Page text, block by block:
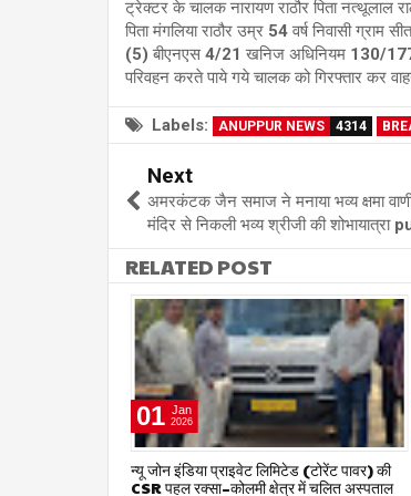
ट्रेक्टर के चालक नारायण राठौर पिता नत्थूलाल
पिता मंगलिया राठौर उम्र 54 वर्ष निवासी
(5) बीएनएस 4/21 खनिज अधिनियम 130/
परिवहन करते पाये गये चालक को गिरफ्तार कर
Labels: ANUPPUR NEWS 4314
Next
अमरकंटक जैन समाज ने मनाया भव्य क्षमा वाणी
मंदिर से निकली भव्य श्रीजी की
RELATED POST
01 Jan
2026
न्यू जोन इंडिया प्राइवेट लिमिटेड (टोरेंट पावर) की
CSR पहल रक्सा–कोलमी क्षेत्र में चलित अस्पताल